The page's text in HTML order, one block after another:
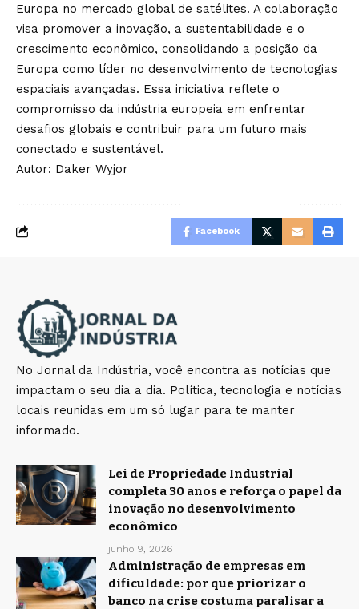
Europa no mercado global de satélites. A colaboração
visa promover a inovação, a sustentabilidade e o
crescimento econômico, consolidando a posição da
Europa como líder no desenvolvimento de tecnologias
espaciais avançadas. Essa iniciativa reflete o
compromisso da indústria europeia em enfrentar
desafios globais e contribuir para um futuro mais
conectado e sustentável.
Autor: Daker Wyjor
Facebook
No Jornal da Indústria, você encontra as notícias que
impactam o seu dia a dia. Política, tecnologia e notícias
locais reunidas em um só lugar para te manter
informado.
Lei de Propriedade Industrial
completa 30 anos e reforça o papel da
inovação no desenvolvimento
econômico
junho 9, 2026
Administração de empresas em
dificuldade: por que priorizar o
banco na crise costuma paralisar a